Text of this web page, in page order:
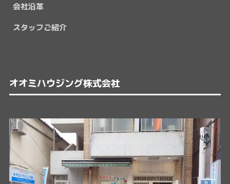
会社沿革
スタッフご紹介
オオミハウジング株式会社